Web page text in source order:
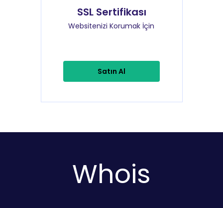
SSL Sertifikası
Websitenizi Korumak İçin
Satın Al
Whois